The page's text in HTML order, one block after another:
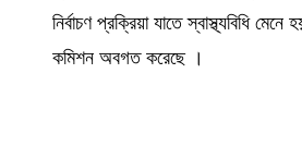
নির্বাচণ প্রক্রিয়া যাতে স্বাস্থ্যবিধি মেনে
কমিশন অবগত করেছে ।